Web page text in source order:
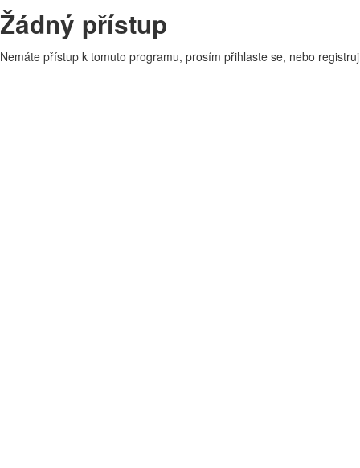
Žádný přístup
Nemáte přístup k tomuto programu, prosím přihlaste se, nebo